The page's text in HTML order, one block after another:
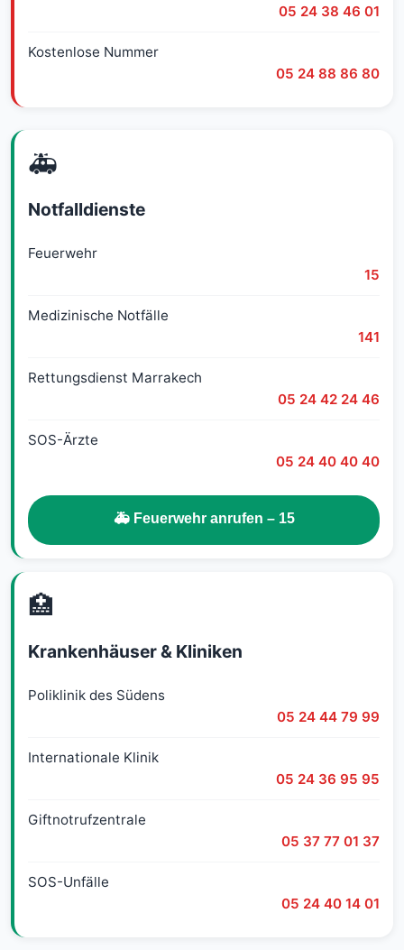
05 24 38 46 01
Kostenlose Nummer
05 24 88 86 80
🚑
Notfalldienste
Feuerwehr
15
Medizinische Notfälle
141
Rettungsdienst Marrakech
05 24 42 24 46
SOS-Ärzte
05 24 40 40 40
🚑 Feuerwehr anrufen – 15
🏥
Krankenhäuser & Kliniken
Poliklinik des Südens
05 24 44 79 99
Internationale Klinik
05 24 36 95 95
Giftnotrufzentrale
05 37 77 01 37
SOS-Unfälle
05 24 40 14 01